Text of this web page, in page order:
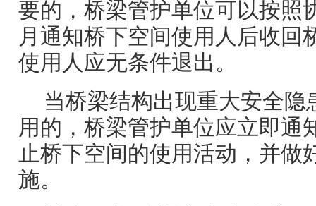
要的，桥梁管护单位可以按照
月通知桥下空间使用人后收回
使用人应无条件退出。
当桥梁结构出现重大安全隐
用的，桥梁管护单位应立即通
止桥下空间的使用活动，并做
施。